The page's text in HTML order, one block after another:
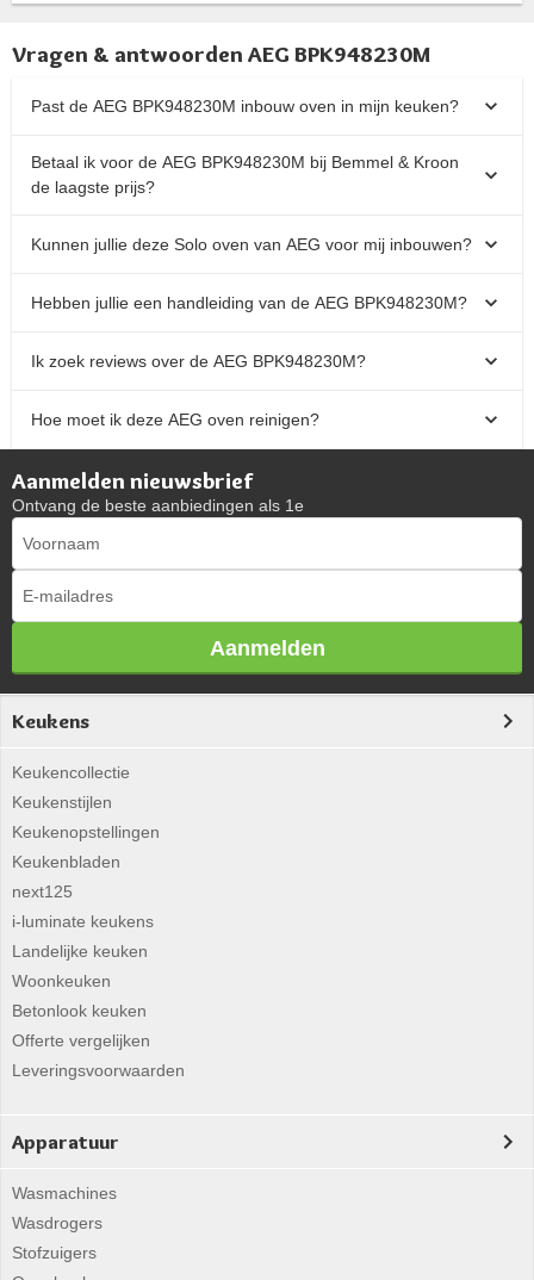
Vragen & antwoorden AEG BPK948230M
Past de AEG BPK948230M inbouw oven in mijn keuken?
Betaal ik voor de AEG BPK948230M bij Bemmel & Kroon
de laagste prijs?
Kunnen jullie deze Solo oven van AEG voor mij inbouwen?
Hebben jullie een handleiding van de AEG BPK948230M?
Ik zoek reviews over de AEG BPK948230M?
Hoe moet ik deze AEG oven reinigen?
Aanmelden nieuwsbrief
Ontvang de beste aanbiedingen als 1e
Aanmelden
Keukens
Keukencollectie
Keukenstijlen
Keukenopstellingen
Keukenbladen
next125
i-luminate keukens
Landelijke keuken
Woonkeuken
Betonlook keuken
Offerte vergelijken
Leveringsvoorwaarden
Apparatuur
Wasmachines
Wasdrogers
Stofzuigers